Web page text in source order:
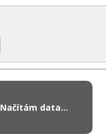
Načítám data...